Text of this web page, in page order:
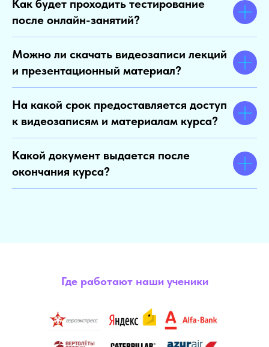
Как будет проходить тестирование
после онлайн-занятий?
Можно ли скачать видеозаписи лекций
и презентационный материал?
На какой срок предоставляется доступ
к видеозаписям и материалам курса?
Какой документ выдается после
окончания курса?
Где работают наши ученики